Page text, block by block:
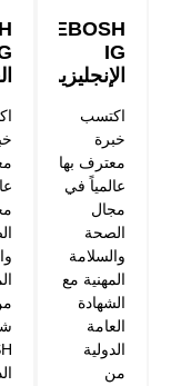
NEBOSH
IG
الإنجليزية
اكتسب
خبرة
معترف بها
عالمياً في
مجال
الصحة
والسلامة
المهنية مع
الشهادة
العامة
الدولية
من